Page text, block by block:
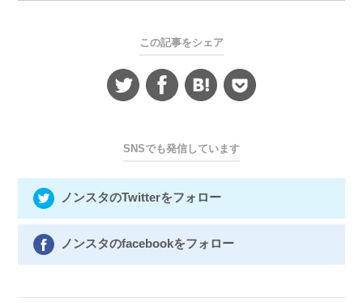
この記事をシェア
SNSでも発信しています
ノンスタのTwitterをフォロー
ノンスタのfacebookをフォロー